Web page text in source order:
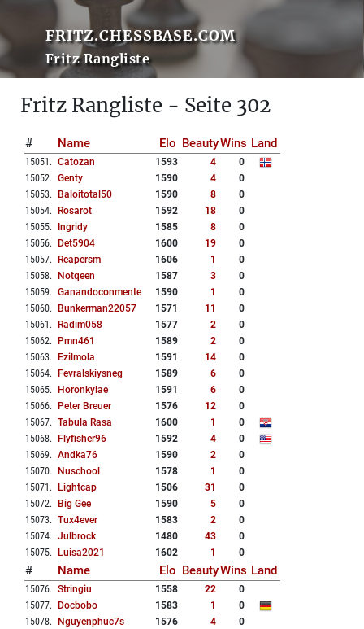
FRITZ.CHESSBASE.COM
Fritz Rangliste
Fritz Rangliste - Seite 302
# Name Elo BeautyWins Land
15051 . Catozan 1593 4
0
15052. Genty 1590 4
0
15053. Baloitotal50 1590 8
0
15054. Rosarot 1592 18
0
15055. Ingridy 1585 8
0
15056. Det5904 1600 19
0
15057. Reapersm 1606 1
0
15058. Notqeen 1587 3
0
15059. Ganandoconmente 1590 1
0
15060. Bunkerman22057 1571 11
0
15061 . Radim058 1577 2
0
15062. Pmn461 1589 2
0
15063. Ezilmola 1591 14
0
15064. Fevralskiysneg 1589 6
0
15065. Horonkylae 1591 6
0
15066. Peter Breuer 1576 12
0
15067. Tabula Rasa 1600 1
0
15068. Flyfisher96 1592 4
0
15069. Andka76 1590 2
0
15070. Nuschool 1578 1
0
15071 . Lightcap 1506 31
0
15072. Big Gee 1590 5
0
15073. Tux4ever 1583 2
0
15074. Julbrock 1480 43
0
15075. Luisa2021 1602 1 0
# Name Elo BeautyWins Land
15076. Stringiu 1558 22
0
15077. Docbobo 1583 1
0
15078. Nguyenphuc7s 1576 4
0